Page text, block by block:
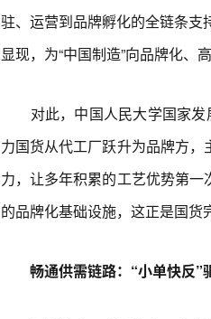
驻、运营到品牌孵化的全链条支
显现，为“中国制造”向品牌化、
对此，中国人民大学国家发
力国货从代工厂跃升为品牌方，
力，让多年积累的工艺优势第一
的品牌化基础设施，这正是国货
畅通供需链路：“小单快反”